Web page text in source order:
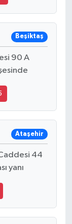
Beşiktaş
90 A
Ataşehir
44
yanı